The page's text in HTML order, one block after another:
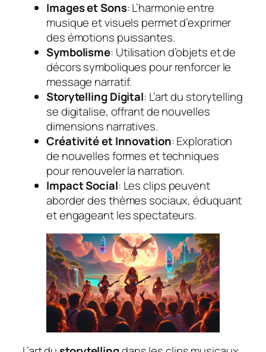
Images et Sons: L’harmonie entre
musique et visuels permet d’exprimer
des émotions puissantes.
Symbolisme: Utilisation d’objets et de
décors symboliques pour renforcer le
message narratif.
Storytelling Digital: L’art du storytelling
se digitalise, offrant de nouvelles
dimensions narratives.
Créativité et Innovation: Exploration
de nouvelles formes et techniques
pour renouveler la narration.
Impact Social: Les clips peuvent
aborder des thèmes sociaux, éduquant
et engageant les spectateurs.